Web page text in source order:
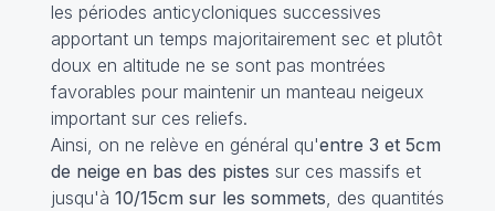
les périodes anticycloniques successives
apportant un temps majoritairement sec et plutôt
doux en altitude ne se sont pas montrées
favorables pour maintenir un manteau neigeux
important sur ces reliefs.
Ainsi, on ne relève en général qu'entre 3 et 5cm
de neige en bas des pistes sur ces massifs et
jusqu'à 10/15cm sur les sommets, des quantités